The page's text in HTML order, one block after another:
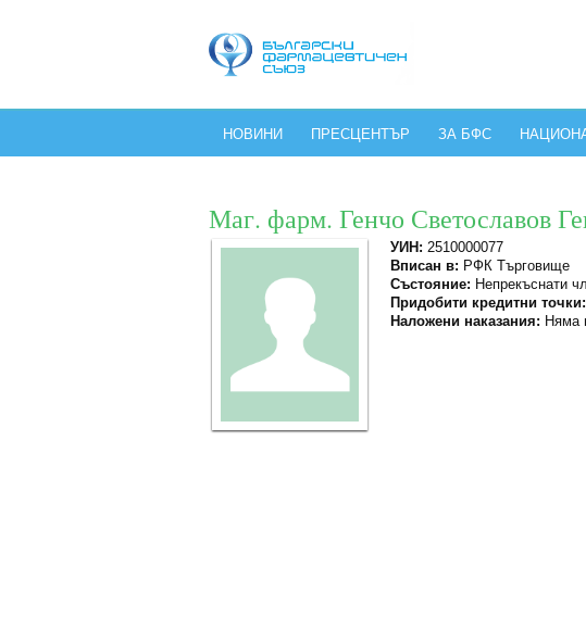
НОВИНИ ПРЕСЦЕНТЪР ЗА БФС
Маг. фарм. Генчо Светославов
УИН: 2510000077
Вписан в: РФК Търговище
Състояние: Непрекъснати
Придобити кредитни точки:
Наложени наказания: Няма